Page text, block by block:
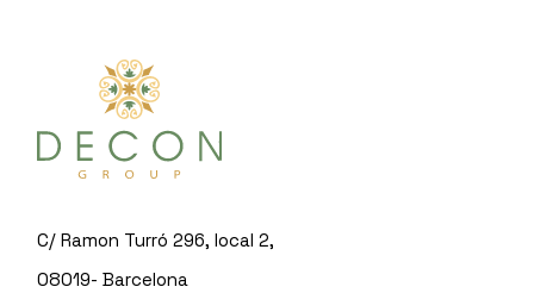
C/ Ramon Turró 296, local 2,
08019- Barcelona